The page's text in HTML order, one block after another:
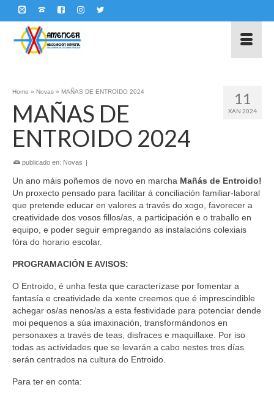
11
XAN 2024
Home » Novas » MAÑAS DE ENTROIDO 2024
MAÑAS DE
ENTROIDO 2024
publicado en: Novas |
Un ano máis poñemos de novo en marcha Mañás de Entroido!
Un proxecto pensado para facilitar á conciliación familiar-laboral
que pretende educar en valores a través do xogo, favorecer a
creatividade dos vosos fillos/as, a participación e o traballo en
equipo, e poder seguir empregando as instalacións colexiais
fóra do horario escolar.
PROGRAMACIÓN E AVISOS:
O Entroido, é unha festa que caracterízase por fomentar a
fantasía e creatividade da xente creemos que é imprescindible
achegar os/as nenos/as a esta festividade para potenciar dende
moi pequenos a súa imaxinación, transformándonos en
personaxes a través de teas, disfraces e maquillaxe. Por iso
todas as actividades que se levarán a cabo nestes tres días
serán centrados na cultura do Entroido.
Para ter en conta: